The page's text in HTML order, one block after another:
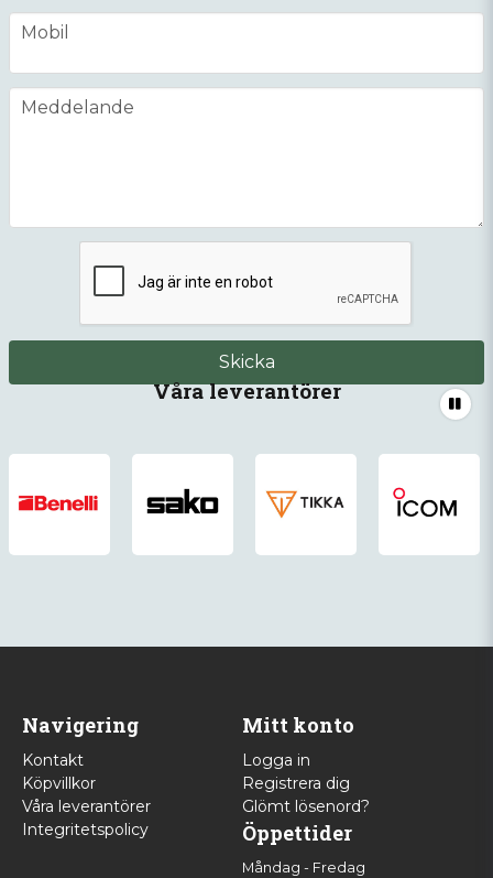
phone
Mobil
Meddelande
Skicka
Våra leverantörer
Navigering
Kontakt
Köpvillkor
Våra leverantörer
Integritetspolicy
Mitt konto
Logga in
Registrera dig
Glömt lösenord?
Öppettider
Måndag - Fredag